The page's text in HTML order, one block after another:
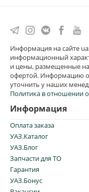
Информация на сайте
информационный
и цены, размещенные
офертой. Информацию
уточнить у наших
Политика в отношении
Информация
Оплата заказа
УАЗ.Каталог
УАЗ.Блог
Запчасти для ТО
Гарантия
УАЗ.Бонус